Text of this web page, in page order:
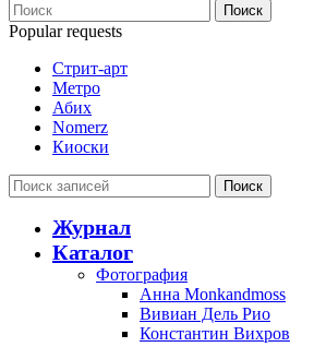
Поиск
Popular requests
Стрит-арт
Метро
Абих
Nomerz
Киоски
Поиск
Журнал
Каталог
Фотография
Анна Monkandmoss
Вивиан Дель Рио
Константин Вихров